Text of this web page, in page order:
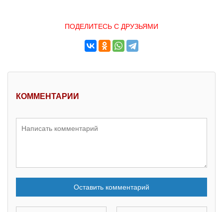
ПОДЕЛИТЕСЬ С ДРУЗЬЯМИ
КОММЕНТАРИИ
Оставить комментарий